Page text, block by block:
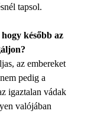
tapsol.
később az
az embereket
pedig a
igaztalan vádak
valójában